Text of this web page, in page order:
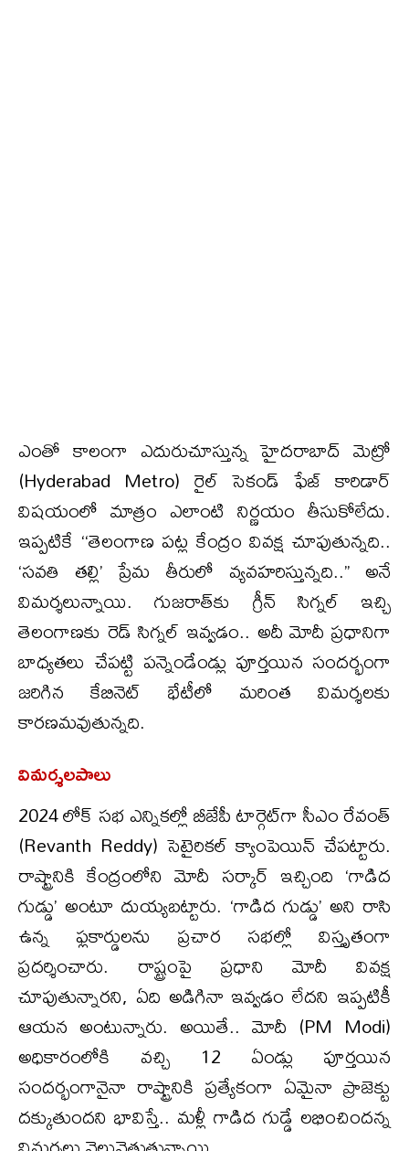
ఎంతో కాలంగా ఎదురుచూస్తున్న హైదరాబాద్ మెట్రో
(Hyderabad Metro) రైల్ సెకండ్ ఫేజ్ కారిడార్‌
విషయంలో మాత్రం ఎలాంటి నిర్ణయం తీసుకోలేదు.
ఇప్పటికే ‘‘తెలంగాణ పట్ల కేంద్రం వివక్ష చూపుతున్నది..
‘సవతి తల్లి’ ప్రేమ తీరులో వ్యవహరిస్తున్నది..’’ అనే
విమర్శలున్నాయి. గుజరాత్‌కు గ్రీన్ సిగ్నల్ ఇచ్చి
తెలంగాణకు రెడ్ సిగ్నల్ ఇవ్వడం.. అదీ మోదీ ప్రధానిగా
బాధ్యతలు చేపట్టి పన్నెండేండ్లు పూర్తయిన సందర్భంగా
జరిగిన కేబినెట్ భేటీలో మరింత విమర్శలకు
కారణమవుతున్నది.
విమర్శలపాలు
2024 లోక్ సభ ఎన్నికల్లో బీజేపీ టార్గెట్‌గా సీఎం రేవంత్
(Revanth Reddy) సెటైరికల్ క్యాంపెయిన్ చేపట్టారు.
రాష్ట్రానికి కేంద్రంలోని మోదీ సర్కార్ ఇచ్చింది ‘గాడిద
గుడ్డు’ అంటూ దుయ్యబట్టారు. ‘గాడిద గుడ్డు’ అని రాసి
ఉన్న ఫ్లకార్డులను ప్రచార సభల్లో విస్తృతంగా
ప్రదర్శించారు. రాష్ట్రంపై ప్రధాని మోదీ వివక్ష
చూపుతున్నారని, ఏది అడిగినా ఇవ్వడం లేదని ఇప్పటికీ
ఆయన అంటున్నారు. అయితే.. మోదీ (PM Modi)
అధికారంలోకి వచ్చి 12 ఏండ్లు పూర్తయిన
సందర్భంగానైనా రాష్ట్రానికి ప్రత్యేకంగా ఏమైనా ప్రాజెక్టు
దక్కుతుందని భావిస్తే.. మళ్లీ గాడిద గుడ్డే లభించిందన్న